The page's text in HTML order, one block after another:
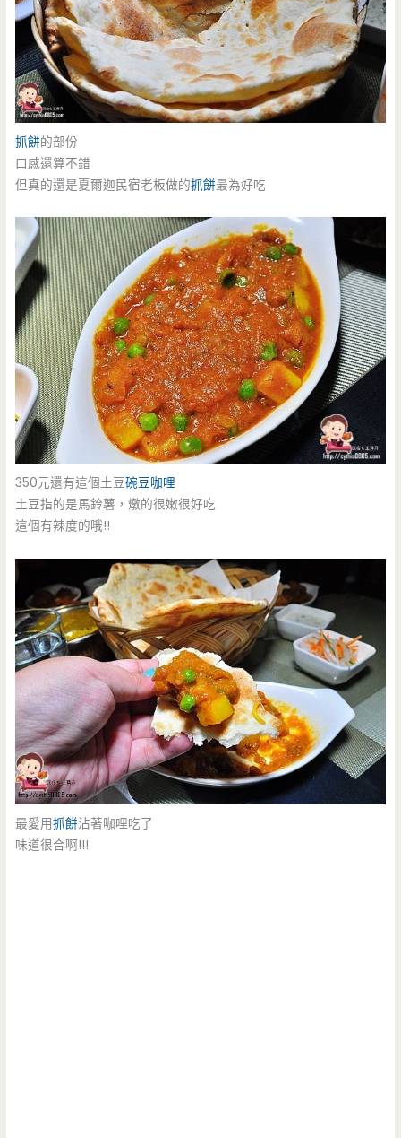
抓餅的部份
口感還算不錯
但真的還是夏爾迦民宿老板做的抓餅最為好吃
350元還有這個土豆碗豆咖哩
土豆指的是馬鈴薯，燉的很嫩很好吃
這個有辣度的哦!!
最愛用抓餅沾著咖哩吃了
味道很合啊!!!